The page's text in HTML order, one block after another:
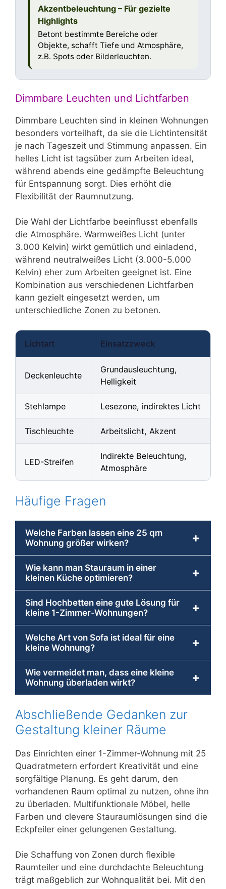
Akzentbeleuchtung – Für gezielte
Highlights
Betont bestimmte Bereiche oder
Objekte, schafft Tiefe und Atmosphäre,
z.B. Spots oder Bilderleuchten.
Dimmbare Leuchten und Lichtfarben
Dimmbare Leuchten sind in kleinen Wohnungen
besonders vorteilhaft, da sie die Lichtintensität
je nach Tageszeit und Stimmung anpassen. Ein
helles Licht ist tagsüber zum Arbeiten ideal,
während abends eine gedämpfte Beleuchtung
für Entspannung sorgt. Dies erhöht die
Flexibilität der Raumnutzung.
Die Wahl der Lichtfarbe beeinflusst ebenfalls
die Atmosphäre. Warmweißes Licht (unter
3.000 Kelvin) wirkt gemütlich und einladend,
während neutralweißes Licht (3.000-5.000
Kelvin) eher zum Arbeiten geeignet ist. Eine
Kombination aus verschiedenen Lichtfarben
kann gezielt eingesetzt werden, um
unterschiedliche Zonen zu betonen.
Lichtart Einsatzzweck
Deckenleuchte
Grundausleuchtung,
Helligkeit
Stehlampe Lesezone, indirektes Licht
Tischleuchte Arbeitslicht, Akzent
LED-Streifen
Indirekte Beleuchtung,
Atmosphäre
Häufige Fragen
Welche Farben lassen eine 25 qm
Wohnung größer wirken?
+
Wie kann man Stauraum in einer
kleinen Küche optimieren?
+
Sind Hochbetten eine gute Lösung für
kleine 1-Zimmer-Wohnungen?
+
Welche Art von Sofa ist ideal für eine
kleine Wohnung?
+
Wie vermeidet man, dass eine kleine
Wohnung überladen wirkt?
+
Abschließende Gedanken zur
Gestaltung kleiner Räume
Das Einrichten einer 1-Zimmer-Wohnung mit 25
Quadratmetern erfordert Kreativität und eine
sorgfältige Planung. Es geht darum, den
vorhandenen Raum optimal zu nutzen, ohne ihn
zu überladen. Multifunktionale Möbel, helle
Farben und clevere Stauraumlösungen sind die
Eckpfeiler einer gelungenen Gestaltung.
Die Schaffung von Zonen durch flexible
Raumteiler und eine durchdachte Beleuchtung
trägt maßgeblich zur Wohnqualität bei. Mit den